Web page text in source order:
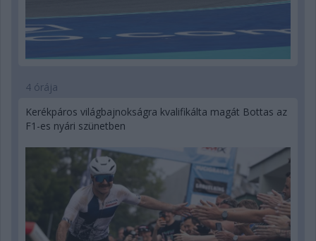
4 órája
Kerékpáros világbajnokságra kvalifikálta magát Bottas az
F1-es nyári szünetben